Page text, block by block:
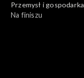
Przemysł i gospodarka
Na finiszu